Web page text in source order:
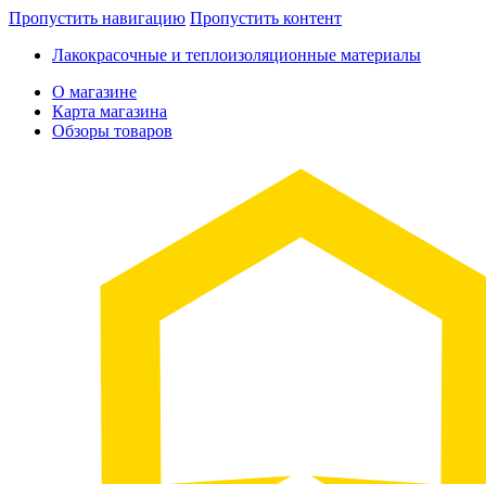
Пропустить навигацию Пропустить контент
Лакокрасочные и теплоизоляционные материалы
О магазине
Карта магазина
Обзоры товаров